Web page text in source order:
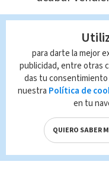
¿Qué es
para darte la mejor
publicidad, entre otras
das tu
nuestra Política de
en tu
QUIERO SABER